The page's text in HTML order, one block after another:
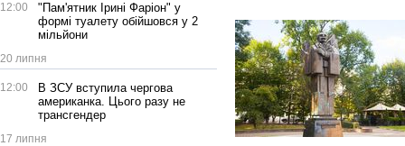
12:00
"Пам'ятник Ірині Фаріон" у
формі туалету обійшовся у 2
мільйони
20 липня
12:00
В ЗСУ вступила чергова
американка. Цього разу не
трансгендер
17 липня